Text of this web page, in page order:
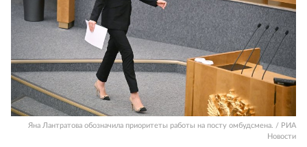
Яна Лантратова обозначила приоритеты работы на посту омбудсмена. / РИА
Новости